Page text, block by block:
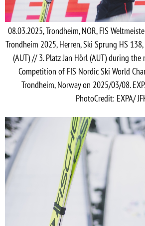
08.03.2025, Trondheim, NOR, FIS
Trondheim 2025, Herren, Ski Sprung HS
(AUT) // 3. Platz Jan Hörl (AUT) during the
Competition of FIS Nordic Ski World
Trondheim, Norway on 2025/03/08.
PhotoCredit: EXPA/